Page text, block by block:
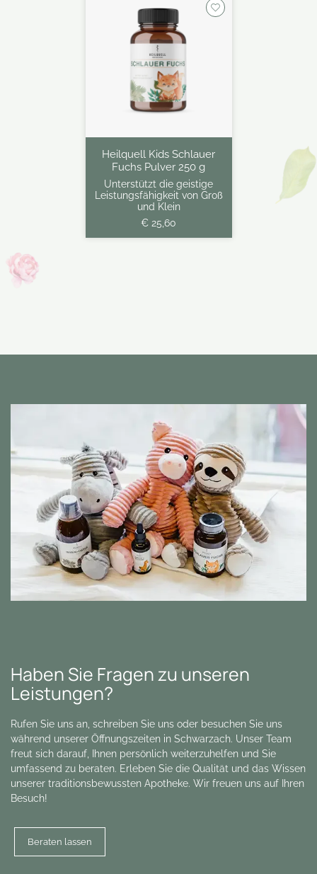
Heilquell Kids Schlauer
Fuchs Pulver 250 g
Unterstützt die geistige
Leistungsfähigkeit von Groß
und Klein
€ 25,60
Haben Sie Fragen zu unseren
Leistungen?
Rufen Sie uns an, schreiben Sie uns oder besuchen Sie uns
während unserer Öffnungszeiten in Schwarzach. Unser Team
freut sich darauf, Ihnen persönlich weiterzuhelfen und Sie
umfassend zu beraten. Erleben Sie die Qualität und das Wissen
unserer traditionsbewussten Apotheke. Wir freuen uns auf Ihren
Besuch!
Beraten lassen